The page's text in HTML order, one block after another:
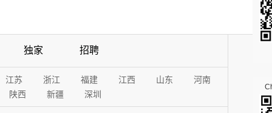
独家 招聘
江苏 浙江 福建 江西 山东
河南
陕西
新疆 深圳